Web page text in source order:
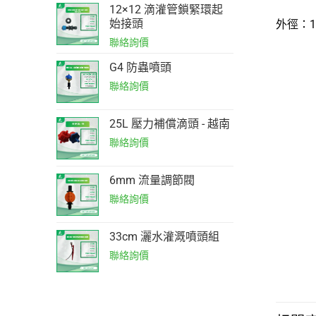
12×12 滴灌管鎖緊環起
始接頭
G4 防蟲噴頭
25L 壓力補償滴頭 - 越南
6mm 流量調節閥
33cm 灑水灌溉噴頭組
外徑：